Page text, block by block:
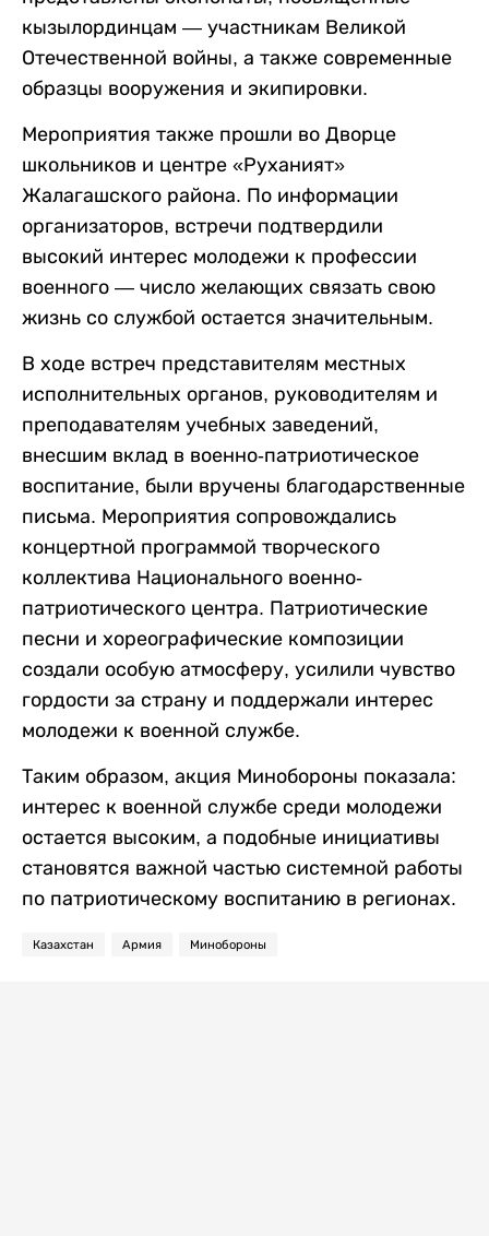
кызылординцам — участникам Великой
Отечественной войны, а также современные
образцы вооружения и экипировки.
Мероприятия также прошли во Дворце
школьников и центре «Руханият»
Жалагашского района. По информации
организаторов, встречи подтвердили
высокий интерес молодежи к профессии
военного — число желающих связать свою
жизнь со службой остается значительным.
В ходе встреч представителям местных
исполнительных органов, руководителям и
преподавателям учебных заведений,
внесшим вклад в военно-патриотическое
воспитание, были вручены благодарственные
письма. Мероприятия сопровождались
концертной программой творческого
коллектива Национального военно-
патриотического центра. Патриотические
песни и хореографические композиции
создали особую атмосферу, усилили чувство
гордости за страну и поддержали интерес
молодежи к военной службе.
Таким образом, акция Минобороны показала:
интерес к военной службе среди молодежи
остается высоким, а подобные инициативы
становятся важной частью системной работы
по патриотическому воспитанию в регионах.
Казахстан Армия Минобороны